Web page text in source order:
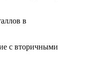
в
с вторичными